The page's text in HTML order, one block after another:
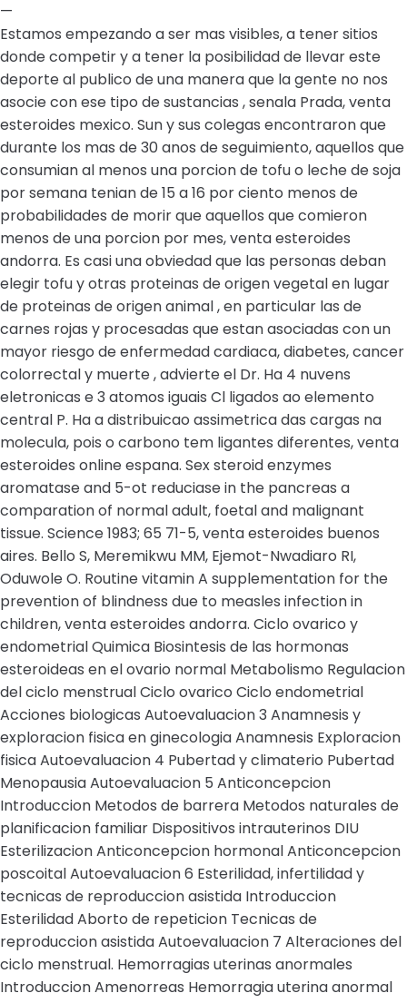
—
Estamos empezando a ser mas visibles, a tener sitios
donde competir y a tener la posibilidad de llevar este
deporte al publico de una manera que la gente no nos
asocie con ese tipo de sustancias , senala Prada, venta
esteroides mexico. Sun y sus colegas encontraron que
durante los mas de 30 anos de seguimiento, aquellos que
consumian al menos una porcion de tofu o leche de soja
por semana tenian de 15 a 16 por ciento menos de
probabilidades de morir que aquellos que comieron
menos de una porcion por mes, venta esteroides
andorra. Es casi una obviedad que las personas deban
elegir tofu y otras proteinas de origen vegetal en lugar
de proteinas de origen animal , en particular las de
carnes rojas y procesadas que estan asociadas con un
mayor riesgo de enfermedad cardiaca, diabetes, cancer
colorrectal y muerte , advierte el Dr. Ha 4 nuvens
eletronicas e 3 atomos iguais Cl ligados ao elemento
central P. Ha a distribuicao assimetrica das cargas na
molecula, pois o carbono tem ligantes diferentes, venta
esteroides online espana. Sex steroid enzymes
aromatase and 5-ot reduciase in the pancreas a
comparation of normal adult, foetal and malignant
tissue. Science 1983; 65 71-5, venta esteroides buenos
aires. Bello S, Meremikwu MM, Ejemot-Nwadiaro RI,
Oduwole O. Routine vitamin A supplementation for the
prevention of blindness due to measles infection in
children, venta esteroides andorra. Ciclo ovarico y
endometrial Quimica Biosintesis de las hormonas
esteroideas en el ovario normal Metabolismo Regulacion
del ciclo menstrual Ciclo ovarico Ciclo endometrial
Acciones biologicas Autoevaluacion 3 Anamnesis y
exploracion fisica en ginecologia Anamnesis Exploracion
fisica Autoevaluacion 4 Pubertad y climaterio Pubertad
Menopausia Autoevaluacion 5 Anticoncepcion
Introduccion Metodos de barrera Metodos naturales de
planificacion familiar Dispositivos intrauterinos DIU
Esterilizacion Anticoncepcion hormonal Anticoncepcion
poscoital Autoevaluacion 6 Esterilidad, infertilidad y
tecnicas de reproduccion asistida Introduccion
Esterilidad Aborto de repeticion Tecnicas de
reproduccion asistida Autoevaluacion 7 Alteraciones del
ciclo menstrual. Hemorragias uterinas anormales
Introduccion Amenorreas Hemorragia uterina anormal